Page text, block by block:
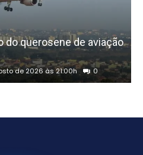
do querosene de aviação
de 2026 às 21:00h 0